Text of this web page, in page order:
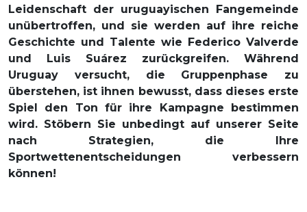
Leidenschaft der uruguayischen Fangemeinde
unübertroffen, und sie werden auf ihre reiche
Geschichte und Talente wie Federico Valverde
und Luis Suárez zurückgreifen. Während
Uruguay versucht, die Gruppenphase zu
überstehen, ist ihnen bewusst, dass dieses erste
Spiel den Ton für ihre Kampagne bestimmen
wird. Stöbern Sie unbedingt auf unserer Seite
nach Strategien, die Ihre
Sportwettenentscheidungen verbessern
können!